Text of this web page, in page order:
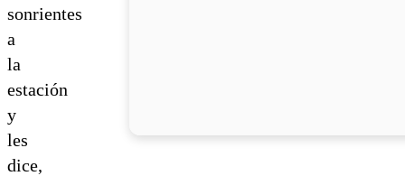
sonrientes
a
la
estación
y
les
dice,